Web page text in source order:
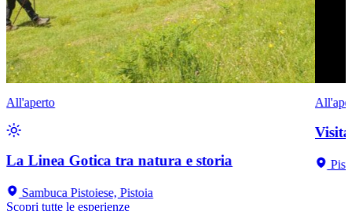
All'aperto
La Linea Gotica tra natura e storia
Sambuca Pistoiese, Pistoia
Scopri tutte le esperienze